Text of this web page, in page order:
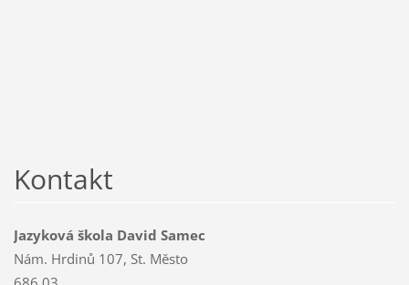
Kontakt
Jazyková škola David Samec
Nám. Hrdinů 107, St. Město